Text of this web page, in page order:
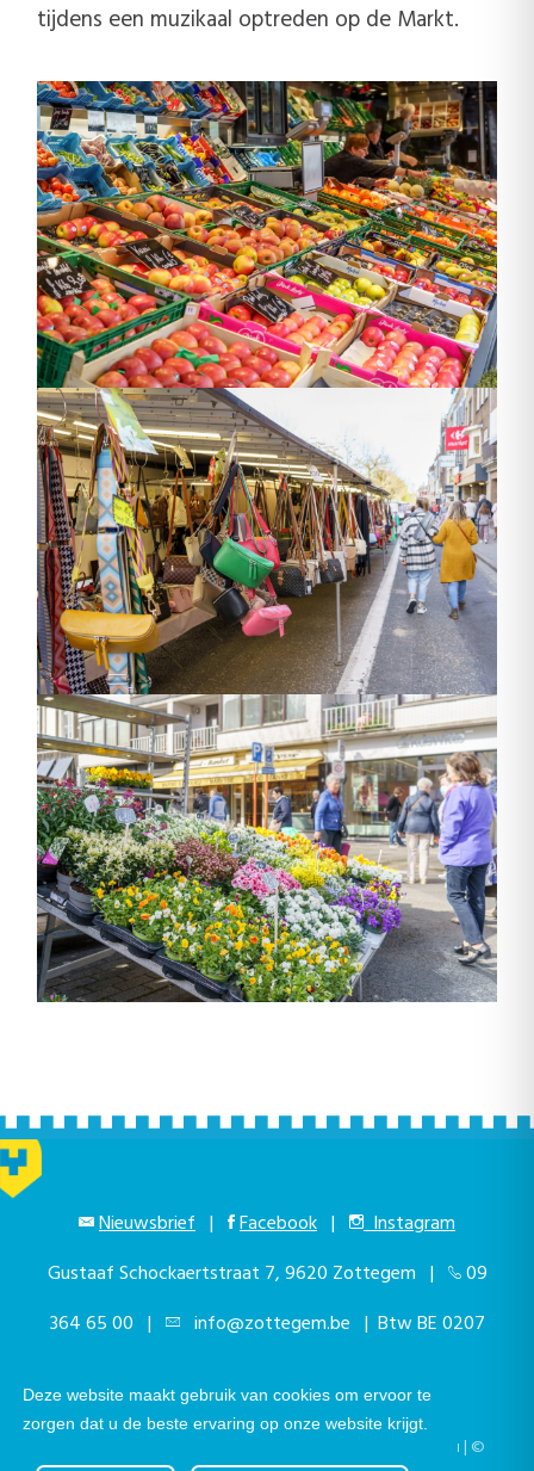
Deze website maakt gebruik van cookies om ervoor te
zorgen dat u de beste ervaring op onze website krijgt.
tijdens een muzikaal optreden op de Markt.
Nieuwsbrief | Facebook |
Instagram
Gustaaf Schockaertstraat 7, 9620 Zottegem |
09
364 65 00 | info@zottegem.be | Btw BE 0207
Telefonisch bereikbaar elke werkdag van 9.00u tot 12.00u | ©